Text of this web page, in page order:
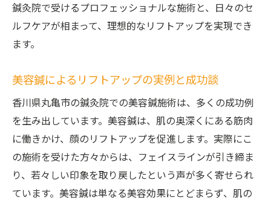
鍼灸院で受けるプロフェッショナルな施術と、日々のセ
ルフケアが相まって、理想的なリフトアップを実現でき
ます。
美容鍼によるリフトアップの実例と成功談
香川県丸亀市の鍼灸院での美容鍼施術は、多くの成功例
を生み出しています。美容鍼は、肌の奥深くにある筋肉
に働きかけ、顔のリフトアップを促進します。実際にこ
の施術を受けた方々からは、フェイスラインが引き締ま
り、若々しい印象を取り戻したという声が多く寄せられ
ています。美容鍼は単なる美容効果にとどまらず、肌の